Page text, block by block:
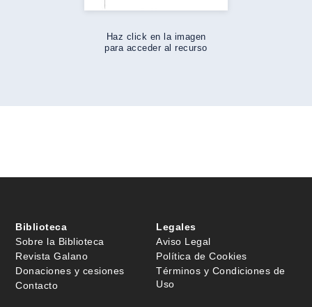
Haz click en la imagen
para acceder al recurso
Biblioteca
Sobre la Biblioteca
Revista Galano
Donaciones y cesiones
Contacto
Legales
Aviso Legal
Política de Cookies
Términos y Condiciones de
Uso